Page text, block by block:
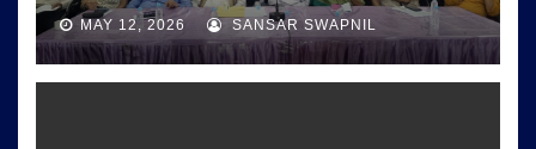
MAY 12, 2026 SANSAR SWAPNIL